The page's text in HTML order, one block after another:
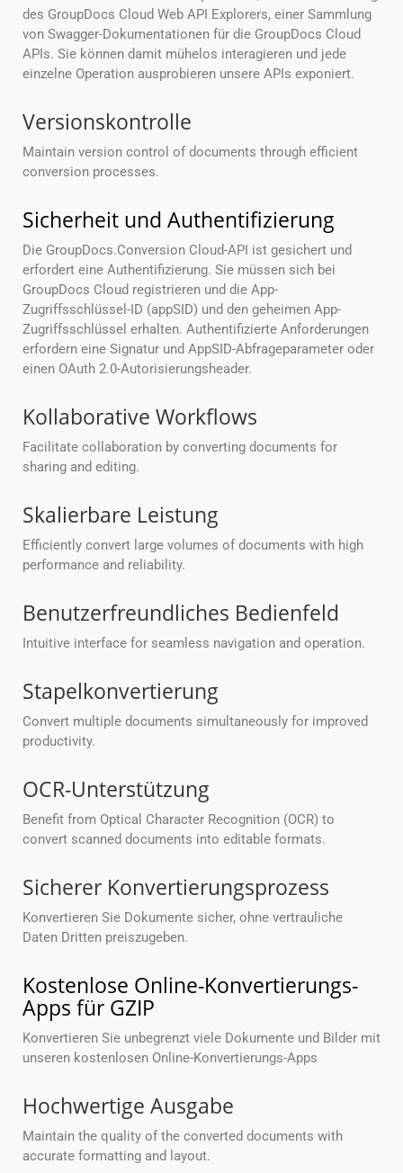
des GroupDocs Cloud Web API Explorers, einer Sammlung
von Swagger-Dokumentationen für die GroupDocs Cloud
APIs. Sie können damit mühelos interagieren und jede
einzelne Operation ausprobieren unsere APIs exponiert.
Versionskontrolle
Maintain version control of documents through efficient
conversion processes.
Sicherheit und Authentifizierung
Die GroupDocs.Conversion Cloud-API ist gesichert und
erfordert eine Authentifizierung. Sie müssen sich bei
GroupDocs Cloud registrieren und die App-
Zugriffsschlüssel-ID (appSID) und den geheimen App-
Zugriffsschlüssel erhalten. Authentifizierte Anforderungen
erfordern eine Signatur und AppSID-Abfrageparameter oder
einen OAuth 2.0-Autorisierungsheader.
Kollaborative Workflows
Facilitate collaboration by converting documents for
sharing and editing.
Skalierbare Leistung
Efficiently convert large volumes of documents with high
performance and reliability.
Benutzerfreundliches Bedienfeld
Intuitive interface for seamless navigation and operation.
Stapelkonvertierung
Convert multiple documents simultaneously for improved
productivity.
OCR-Unterstützung
Benefit from Optical Character Recognition (OCR) to
convert scanned documents into editable formats.
Sicherer Konvertierungsprozess
Konvertieren Sie Dokumente sicher, ohne vertrauliche
Daten Dritten preiszugeben.
Kostenlose Online-Konvertierungs-
Apps für GZIP
Konvertieren Sie unbegrenzt viele Dokumente und Bilder mit
unseren kostenlosen Online-Konvertierungs-Apps
Hochwertige Ausgabe
Maintain the quality of the converted documents with
accurate formatting and layout.